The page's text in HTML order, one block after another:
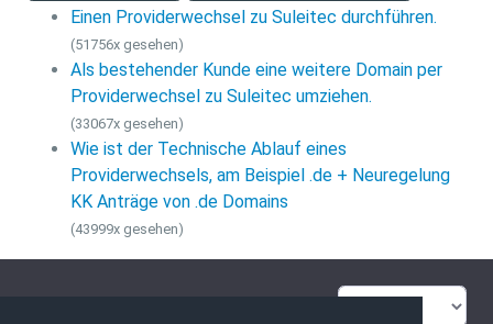
Einen Providerwechsel zu Suleitec durchführen.
(51756x gesehen)
Als bestehender Kunde eine weitere Domain per
Providerwechsel zu Suleitec umziehen.
(33067x gesehen)
Wie ist der Technische Ablauf eines
Providerwechsels, am Beispiel .de + Neuregelung
KK Anträge von .de Domains
(43999x gesehen)